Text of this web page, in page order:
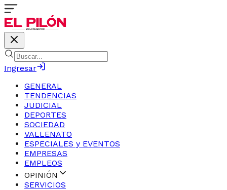
Ingresar
GENERAL
TENDENCIAS
JUDICIAL
DEPORTES
SOCIEDAD
VALLENATO
ESPECIALES y EVENTOS
EMPRESAS
EMPLEOS
OPINIÓN
SERVICIOS